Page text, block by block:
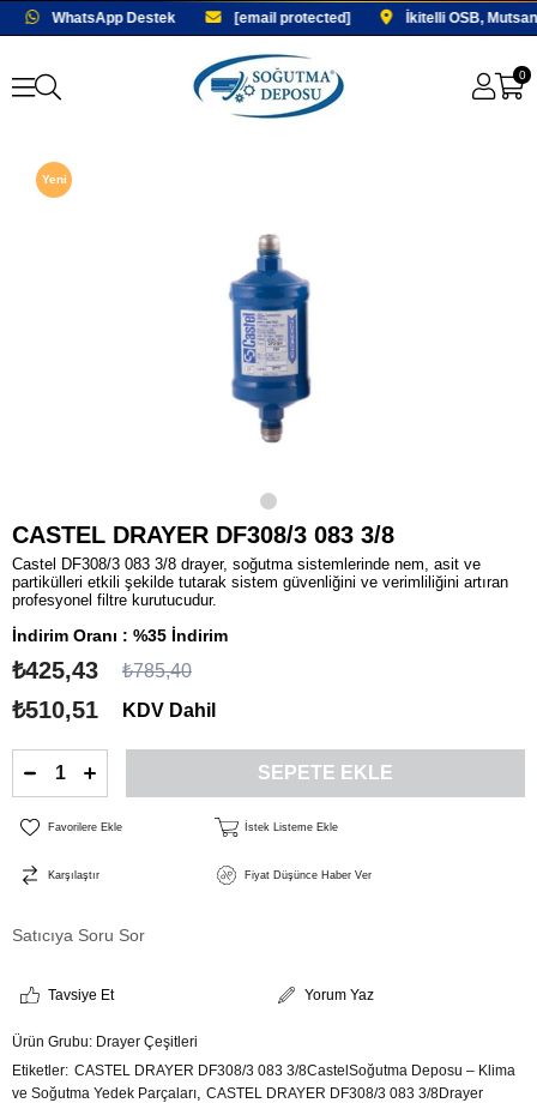
WhatsApp Destek [email protected] İkitelli OSB, Mutsan
0
Yeni
CASTEL DRAYER DF308/3 083 3/8
Castel DF308/3 083 3/8 drayer, soğutma sistemlerinde nem, asit ve
partikülleri etkili şekilde tutarak sistem güvenliğini ve verimliliğini artıran
profesyonel filtre kurutucudur.
İndirim Oranı : %35 İndirim
₺785,40
₺425,43
KDV Dahil
₺510,51
Favorilere Ekle İstek Listeme Ekle
Karşılaştır Fiyat Düşünce Haber Ver
Satıcıya Soru Sor
Tavsiye Et Yorum Yaz
Ürün Grubu: Drayer Çeşitleri
Etiketler CASTEL DRAYER DF308/3 083 3/8CastelSoğutma Deposu – Klima
ve Soğutma Yedek Parçaları CASTEL DRAYER DF308/3 083 3/8Drayer